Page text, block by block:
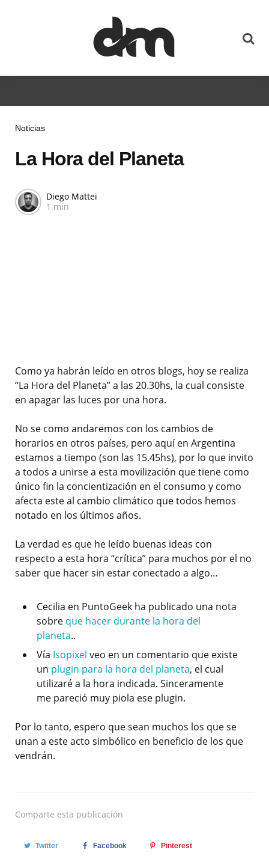
Noticias
La Hora del Planeta
Diego Mattei
1 min
Como ya habrán leído en otros blogs, hoy se realiza
“La Hora del Planeta” a las 20.30hs, la cual consiste
en apagar las luces por una hora.
No se como andaremos con los cambios de
horarios en otros países, pero aquí en Argentina
estamos a tiempo (son las 15.45hs), por lo que invito
a todos a unirse a esta movilización que tiene como
único fin la concientización en el consumo y como
afecta este al cambio climático que todos hemos
notado en los últimos años.
La verdad es que he leído buenas ideas con
respecto a esta hora “crítica” para muchos por el no
saber que hacer sin estar conectado a algo…
Cecilia en PuntoGeek ha publicado una nota
sobre que hacer durante la hora del
planeta..
Vía Isopixel veo en un comentario que existe
un plugin para la hora del planeta, el cual
utilizaré a la hora indicada. Sinceramente
me pareció muy piola ese plugin.
Por lo tanto, espero que sean muchos los que se
unan a este acto simbólico en beneficio de los que
vendrán.
Comparte esta publicación
Twitter Facebook Pinterest